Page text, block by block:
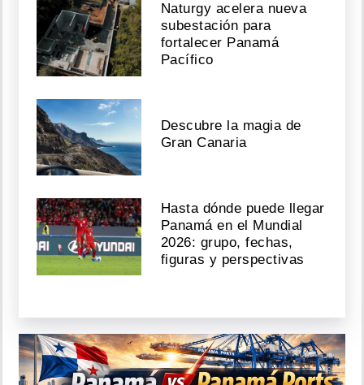
Naturgy acelera nueva
subestación para
fortalecer Panamá
Pacífico
Descubre la magia de
Gran Canaria
Hasta dónde puede llegar
Panamá en el Mundial
2026: grupo, fechas,
figuras y perspectivas